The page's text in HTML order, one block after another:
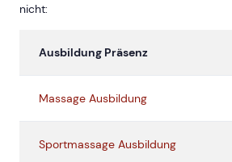
nicht:
Ausbildung Präsenz
Massage Ausbildung
Sportmassage Ausbildung